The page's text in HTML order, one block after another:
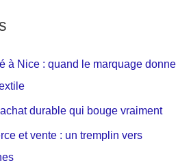
à Nice : quand le marquage donne
durable qui bouge vraiment
et vente : un tremplin vers